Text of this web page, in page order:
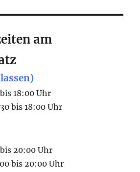
am
18:00 Uhr
bis 18:00 Uhr
20:00 Uhr
bis 20:00 Uhr